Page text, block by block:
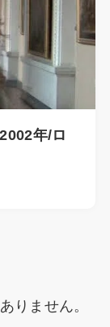
年/ロ
りません。